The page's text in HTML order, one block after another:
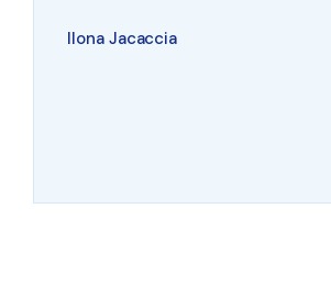
Ilona Jacaccia